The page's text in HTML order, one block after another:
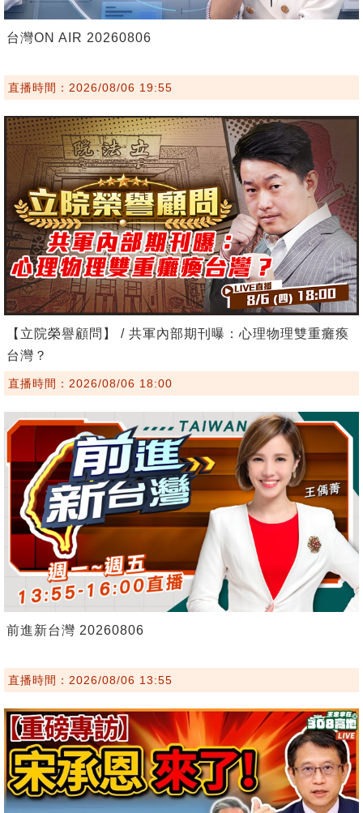
台灣ON AIR 20260806
直播時間：2026/08/06 19:55
【立院榮譽顧問】 / 共軍內部期刊曝：心理物理雙重癱瘓
台灣？
直播時間：2026/08/06 18:00
前進新台灣 20260806
直播時間：2026/08/06 13:55